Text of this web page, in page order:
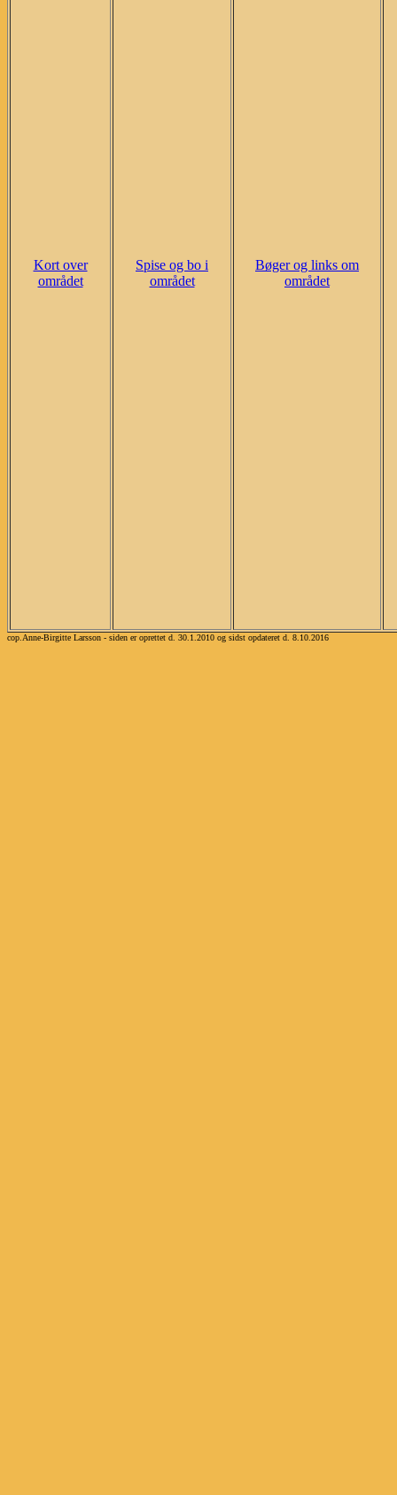
Kort over
området
Spise og bo i
området
Bøger og links om
området
cop.Anne-Birgitte Larsson - siden er oprettet d. 30.1.2010 og sidst opdateret d. 8.10.2016